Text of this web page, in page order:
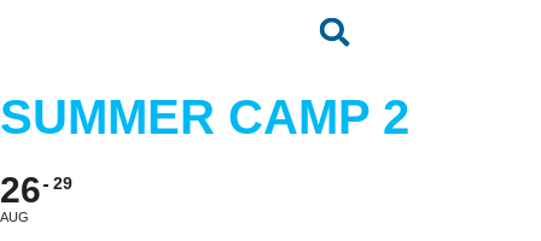
SUMMER CAMP 2
26
AUG
29